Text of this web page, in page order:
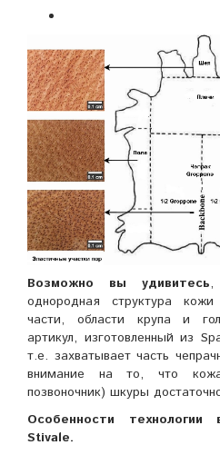
Возможно вы удивитесь,
однородная структура
части, области крупа и
артикул, изготовленный из
т.е. захватывает часть
внимание на то, что
позвоночник) шкуры
Особенности
Stivale.